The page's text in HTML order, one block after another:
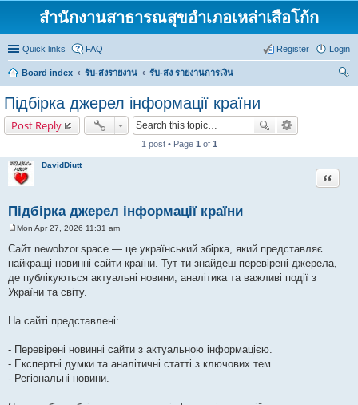
สำนักงานสาธารณสุขอำเภอเหล่าเสือโก้ก
Quick links FAQ Login
Register
Board index รับ-ส่งรายงาน
รับ-ส่ง รายงานการเงิน
Підбірка джерел інформації країни
Post Reply
1 post • Page 1 of 1
DavidDiutt
Підбірка джерел інформації країни
Quote
s
t
Mon Apr 27, 2026 11:31 am
Сайт newobzor.space — це український збірка, який представляє
найкращі новинні сайти країни. Тут ти знайдеш перевірені джерела,
де публікуються актуальні новини, аналітика та важливі події з
України та світу.
На сайті представлені:
- Перевірені новинні сайти з актуальною інформацією.
- Експертні думки та аналітичні статті з ключових тем.
- Регіональні новини.